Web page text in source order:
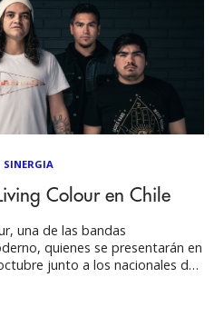
SINERGIA
Colour en Chile
una de las bandas
quienes se presentarán en
junto a los nacionales de
se suman al concierto